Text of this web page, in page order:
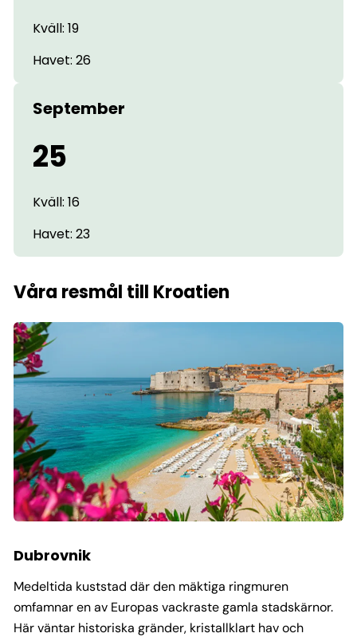
Kväll: 19
Havet: 26
September
25
Kväll: 16
Havet: 23
Våra resmål till Kroatien
Dubrovnik
Medeltida kuststad där den mäktiga ringmuren
omfamnar en av Europas vackraste gamla stadskärnor.
Här väntar historiska gränder, kristallklart hav och